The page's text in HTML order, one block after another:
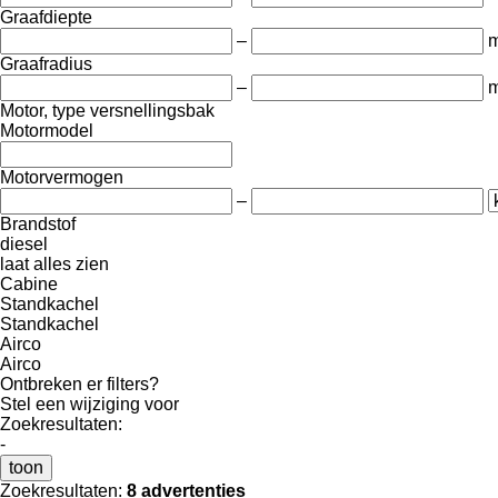
Graafdiepte
–
Graafradius
–
Motor, type versnellingsbak
Motormodel
Motorvermogen
–
Brandstof
diesel
laat alles zien
Cabine
Standkachel
Standkachel
Airco
Airco
Ontbreken er filters?
Stel een wijziging voor
Zoekresultaten:
-
toon
Zoekresultaten: 8 advertenties